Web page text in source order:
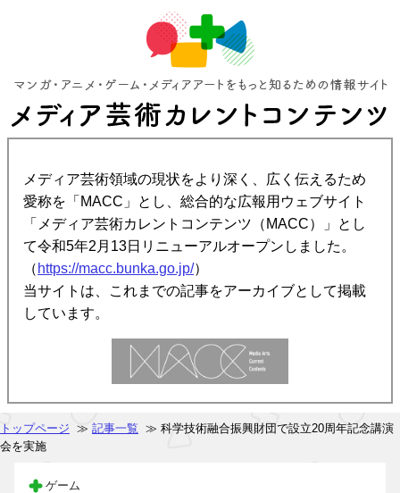
メディア芸術領域の現状をより深く、広く伝えるため
愛称を「MACC」とし、総合的な広報用ウェブサイト
「メディア芸術カレントコンテンツ（MACC）」とし
て令和5年2月13日リニューアルオープンしました。
（ https://macc.bunka.go.jp/）
当サイトは、これまでの記事をアーカイブとして掲載
しています。
トップページ ≫ 記事一覧 ≫ 科学技術融合振興財団で設立20周年記念講演
会を実施
ゲーム